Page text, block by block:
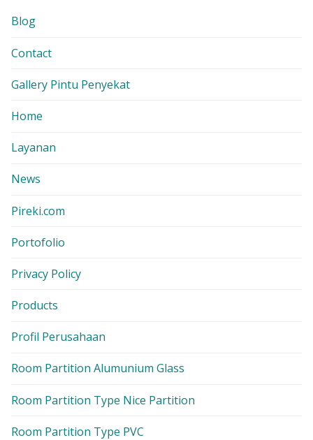
Blog
Contact
Gallery Pintu Penyekat
Home
Layanan
News
Pireki.com
Portofolio
Privacy Policy
Products
Profil Perusahaan
Room Partition Alumunium Glass
Room Partition Type Nice Partition
Room Partition Type PVC